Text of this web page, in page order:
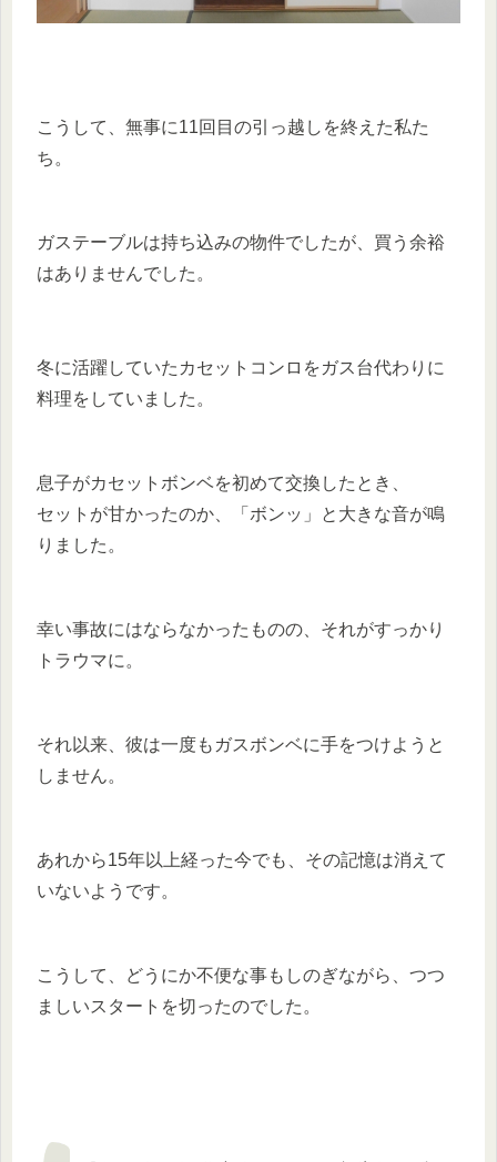
こうして、無事に11回目の引っ越しを終えた私た
ち。
ガステーブルは持ち込みの物件でしたが、買う余裕
はありませんでした。
冬に活躍していたカセットコンロをガス台代わりに
料理をしていました。
息子がカセットボンベを初めて交換したとき、
セットが甘かったのか、「ボンッ」と大きな音が鳴
りました。
幸い事故にはならなかったものの、それがすっかり
トラウマに。
それ以来、彼は一度もガスボンベに手をつけようと
しません。
あれから15年以上経った今でも、その記憶は消えて
いないようです。
こうして、どうにか不便な事もしのぎながら、つつ
ましいスタートを切ったのでした。